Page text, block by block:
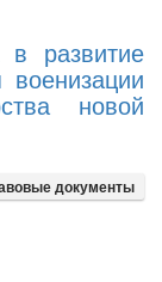
в развитие
новой
документы